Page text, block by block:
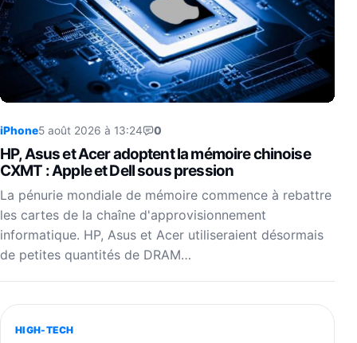
iPhone5 août 2026 à 13:24 0
HP, Asus et Acer adoptent la mémoire chinoise
CXMT : Apple et Dell sous pression
La pénurie mondiale de mémoire commence à rebattre
les cartes de la chaîne d'approvisionnement
informatique. HP, Asus et Acer utiliseraient désormais
de petites quantités de DRAM…
HIGH-TECH